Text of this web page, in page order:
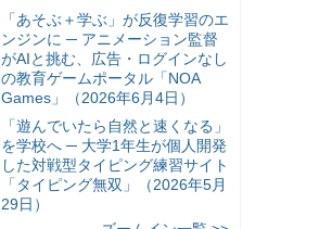
「あそぶ＋学ぶ」が反復学習のエ
ンジンに ─ アニメーション監督
がAIと挑む、広告・ログインなし
の教育ゲームポータル「NOA
Games」（2026年6月4日）
「遊んでいたら自然と速くなる」
を学校へ ─ 大学1年生が個人開発
した対戦型タイピング練習サイト
「タイピング無双」（2026年5月
29日）